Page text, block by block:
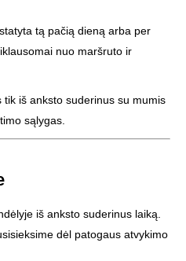
tą pačią dieną arba per
nuo maršruto ir
iš anksto suderinus su mumis
sąlygas.
iš anksto suderinus laiką.
dėl patogaus atvykimo